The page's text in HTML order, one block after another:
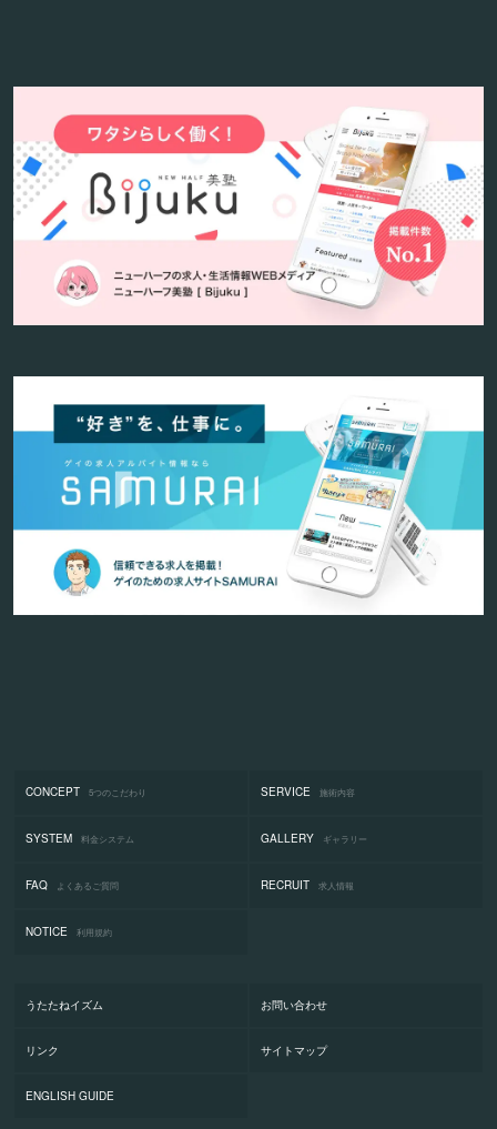
CONCEPT 5つのこだわり SERVICE 施術内容
SYSTEM 料金システム GALLERY ギャラリー
FAQ よくあるご質問 RECRUIT 求人情報
NOTICE 利用規約
うたたねイズム お問い合わせ
リンク サイトマップ
ENGLISH GUIDE